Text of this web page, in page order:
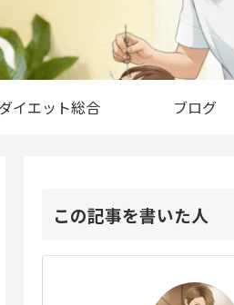
イエット総合 ブログ
この記事を書いた人